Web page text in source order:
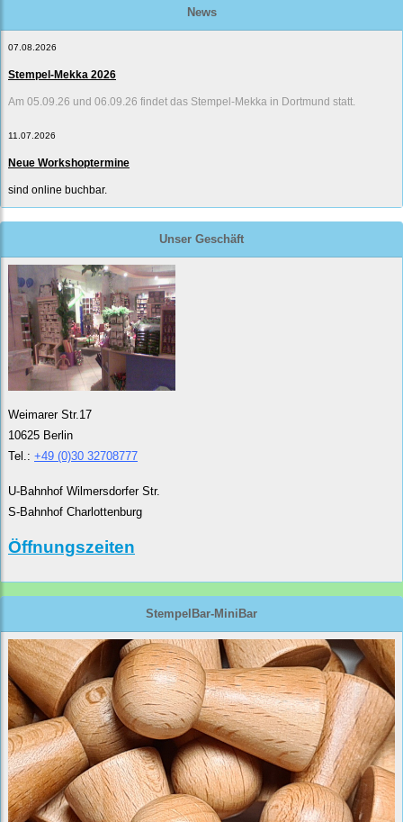
News
07.08.2026
Stempel-Mekka 2026
Am 05.09.26 und 06.09.26 findet das Stempel-Mekka in Dortmund statt.
11.07.2026
Neue Workshoptermine
sind online buchbar.
Unser Geschäft
Weimarer Str.17
10625 Berlin
Tel.: +49 (0)30 32708777
U-Bahnhof Wilmersdorfer Str.
S-Bahnhof Charlottenburg
Öffnungszeiten
StempelBar-MiniBar